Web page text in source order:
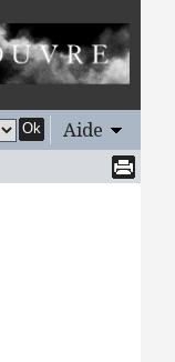
Ok Aide